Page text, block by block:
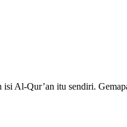
isi Al-Qur’an itu sendiri.